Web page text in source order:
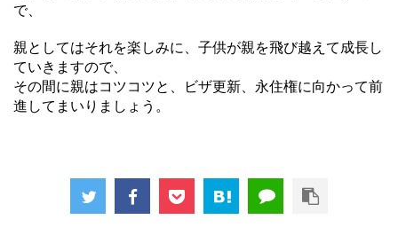
で、
親としてはそれを楽しみに、子供が親を飛び越えて成長し
ていきますので、
その間に親はコツコツと、ビザ更新、永住権に向かって前
進してまいりましょう。